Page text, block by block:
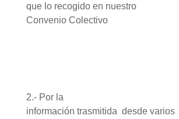
que lo recogido en nuestro
Convenio Colectivo
2.- Por la
información trasmitida desde varios